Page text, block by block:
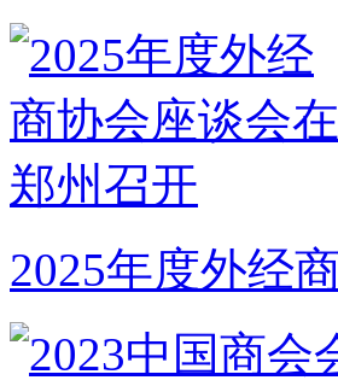
2025年度外经